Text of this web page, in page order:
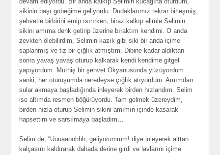
sikinin başı göbeğime geliyordu. Dudaklarımız tekrar birleşmiş,
şehvetle birbirini emip ısırırken, biraz kalkıp elimle Selimin
sikini amıma denk getirip üzerine bıraktım kendimi. O anda
zevkten ölebilirdim, Selimin kazık gibi siki bir anda içime
saplanmış ve tiz bir çığlık atmıştım. Dibine kadar aldıktan
sonra yavaş yavaş oturup kalkarak kendi kendime gitgel
yapıyordum. Müthiş bir şehvet Okyanusunda yüzüyordum
sanki, her oturuşumda neredeyse çığlık atıyordum. Amımdan
sular akmaya başladığında inleyerek birden hızlandım. Selim
ise altımda resmen böğürüyordu. Tam gelmek üzereydim,
birden hızla oturup Selimin sikini amımın içinde kasarak
hapsettim ve sarsılmaya başladım…
Selim de, “Uuuaaoohhh, geliyorummm! diye inleyerek alttan
kalçasını kaldırarak dahada derine girdi ve lavlarını içime